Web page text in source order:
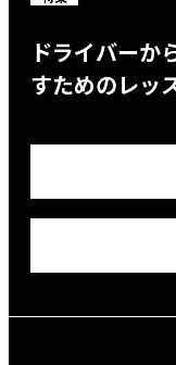
ドライバーか
すためのレッ